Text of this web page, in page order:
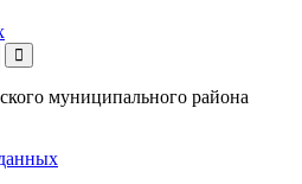
муниципального района